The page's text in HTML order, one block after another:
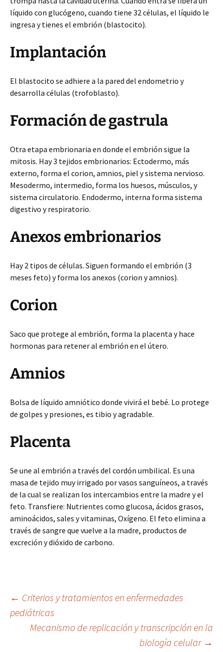
líquido con glucógeno, cuando tiene 32 células, el líquido le
ingresa y tienes el embrión (blastocito).
Implantación
El blastocito se adhiere a la pared del endometrio y
desarrolla células (trofoblasto).
Formación de gastrula
Otra etapa embrionaria en donde el embrión sigue la
mitosis. Hay 3 tejidos embrionarios: Ectodermo, más
externo, forma el corion, amnios, piel y sistema nervioso.
Mesodermo, intermedio, forma los huesos, músculos, y
sistema circulatorio. Endodermo, interna forma sistema
digestivo y respiratorio.
Anexos embrionarios
Hay 2 tipos de células. Siguen formando el embrión (3
meses feto) y forma los anexos (corion y amnios).
Corion
Saco que protege al embrión, forma la placenta y hace
hormonas para retener al embrión en el útero.
Amnios
Bolsa de líquido amniótico donde vivirá el bebé. Lo protege
de golpes y presiones, es tibio y agradable.
Placenta
Se une al embrión a través del cordón umbilical. Es una
masa de tejido muy irrigado por vasos sanguíneos, a través
de la cual se realizan los intercambios entre la madre y el
feto. Transfiere: Nutrientes como glucosa, ácidos grasos,
aminoácidos, sales y vitaminas, Oxígeno. El feto elimina a
través de sangre que vuelve a la madre, productos de
excreción y dióxido de carbono.
Navegación
← Criterios y tratamientos en enfermedades
pediátricas
Mecanismo de replicación y transcripción en la
biología celular →